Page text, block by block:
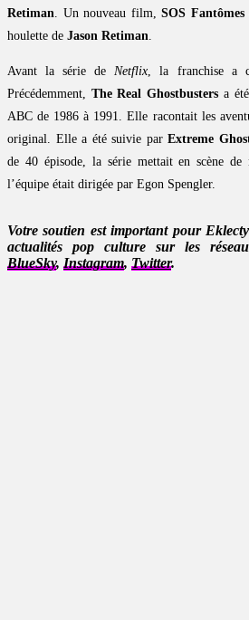
Retiman. Un nouveau film,SOS Fantômes
houlette de Jason Retiman.
Avant la série deNetflix, la franchise a
Précédemment, The Real Ghostbusters a
ABC de 1986 à 1991. Elle racontait les
original. Elle a été suivie par Extreme
de 40 épisode, la série mettait en scène de
l’équipe était dirigée par Egon Spengler.
Votre soutien est important pour
actualités pop culture sur les
BlueSky, Instagram, Twitter.